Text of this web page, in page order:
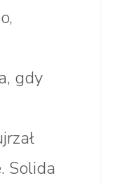
gdy
Solida